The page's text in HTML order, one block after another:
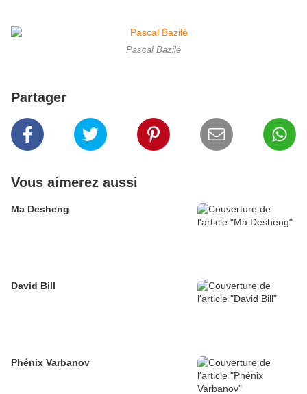
Pascal Bazilé
Partager
Vous aimerez aussi
Ma Desheng
David Bill
Phénix Varbanov